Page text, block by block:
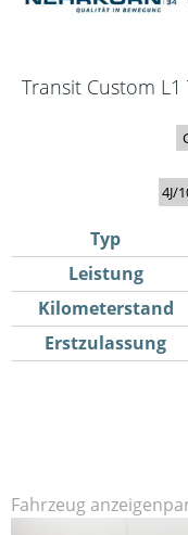
Transit Custom L1
4J/
Typ
Leistung
Kilometerstand
Erstzulassung
Fahrzeug anzeigen